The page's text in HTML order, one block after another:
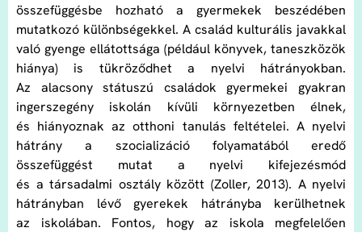
összefüggésbe hozható a gyermekek beszédében
mutatkozó különbségekkel. A család kulturális javakkal
való gyenge ellátottsága (például könyvek, taneszközök
hiánya) is tükröződhet a nyelvi hátrányokban.
Az alacsony státuszú családok gyermekei gyakran
ingerszegény iskolán kívüli környezetben élnek,
és hiányoznak az otthoni tanulás feltételei. A nyelvi
hátrány a szocializáció folyamatából eredő
összefüggést mutat a nyelvi kifejezésmód
és a társadalmi osztály között (Zoller, 2013). A nyelvi
hátrányban lévő gyerekek hátrányba kerülhetnek
az iskolában. Fontos, hogy az iskola megfelelően